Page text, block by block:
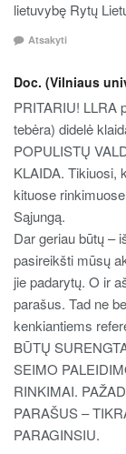
lietuvybę Rytų
Atsakyti
Doc. (Vilniaus
PRITARIU! LLRA
tebėra) didelė
POPULISTŲ
KLAIDA. Tikiuosi,
kituose
Sąjungą.
Dar geriau būtų –
pasireikšti mūsų
jie padarytų. O ir
parašus. Tad ne
kenkiantiems
BŪTŲ
SEIMO
RINKIMAI.
PARAŠUS –
PARAGINSIU.